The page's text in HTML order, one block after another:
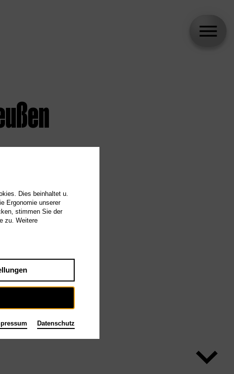
Dies beinhaltet u.
Ergonomie unserer
stimmen Sie der
zu. Weitere
Datenschutz